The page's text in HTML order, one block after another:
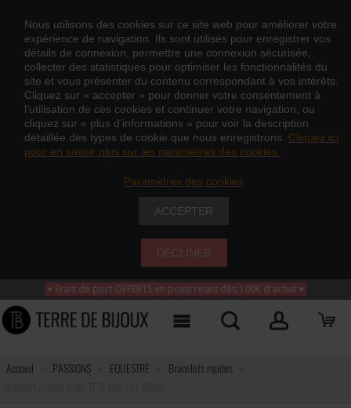
Nous utilisons des cookies sur ce site web pour améliorer votre
expérience de navigation. Ils sont utilisés pour enregistrer vos
détails de connexion, permettre une connexion sécurisée,
collecter des statistiques pour optimiser les fonctionnalités du
site et vous présenter du contenu correspondant à vos intérêts.
Cliquez sur « accepter » pour donner votre consentement à
l’utilisation de ces cookies et continuer votre navigation, ou
cliquez sur « plus d’informations » pour voir la description
détaillée des types de cookie que nous enregistrons. Cliquez ici
pour en savoir plus sur les paramètres des cookies.
Paramètres des cookies
ACCEPTER
DÉCLINER
♥ Frais de port OFFERTS en point relais dès 100€ d'achat ♥
Accueil PASSIONS EQUESTRE
Bracelets rigides